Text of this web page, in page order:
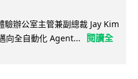
辦公室主管兼副總裁 Jay Kim
向全自動化 Agent...
閱讀全